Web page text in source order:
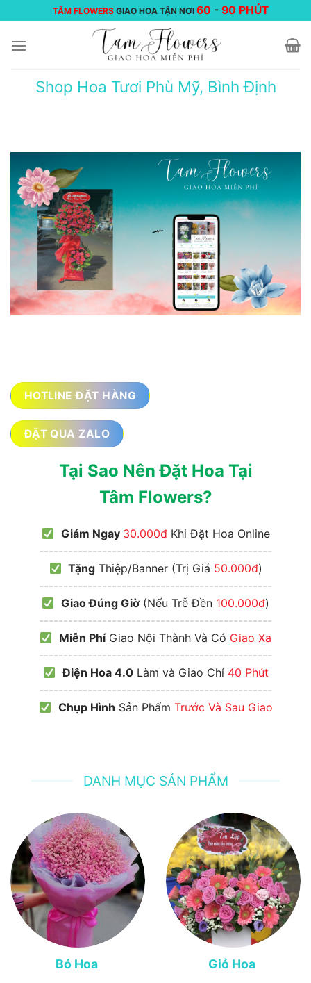
đến
nội
TÂM FLOWERS GIAO HOA TẬN NƠI 60 -90 PHÚT
Shop Hoa Tươi Phù Mỹ, Bình Định
HOTLINE ĐẶT HÀNG
ĐẶT QUA ZALO
Tại Sao Nên Đặt Hoa Tại
Tâm Flowers?
Giảm Ngay 30.000đKhi Đặt Hoa Online
------------------------------------------------
TặngThiệp/Banner (Trị Giá 50.000đ)
------------------------------------------------
Giao Đúng Giờ (Nếu Trễ Đền 100.000đ)
------------------------------------------------
Miễn PhíGiao Nội Thành Và Có Giao Xa
------------------------------------------------
Điện Hoa 4.0Làm và Giao Chỉ 40 Phút
------------------------------------------------
Chụp Hình Sản Phẩm Trước Và Sau Giao
DANH MỤC SẢN PHẨM
Bó Hoa Giỏ Hoa